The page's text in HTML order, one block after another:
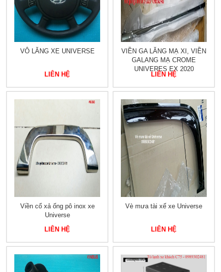
VÔ LĂNG XE UNIVERSE
LIÊN HỆ
VIỀN GA LĂNG MẠ XI, VIỀN
GALANG MẠ CROME
UNIVERES EX 2020
LIÊN HỆ
Viền cổ xả ống pô inox xe
Universe
LIÊN HỆ
Vè mưa tài xế xe Universe
LIÊN HỆ